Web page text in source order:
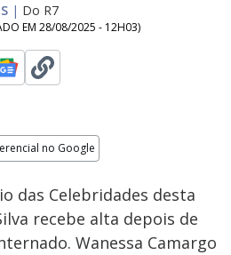
| Do R7
EM 28/08/2025 - 12H03)
no Google
das Celebridades desta
recebe alta depois de
Wanessa Camargo